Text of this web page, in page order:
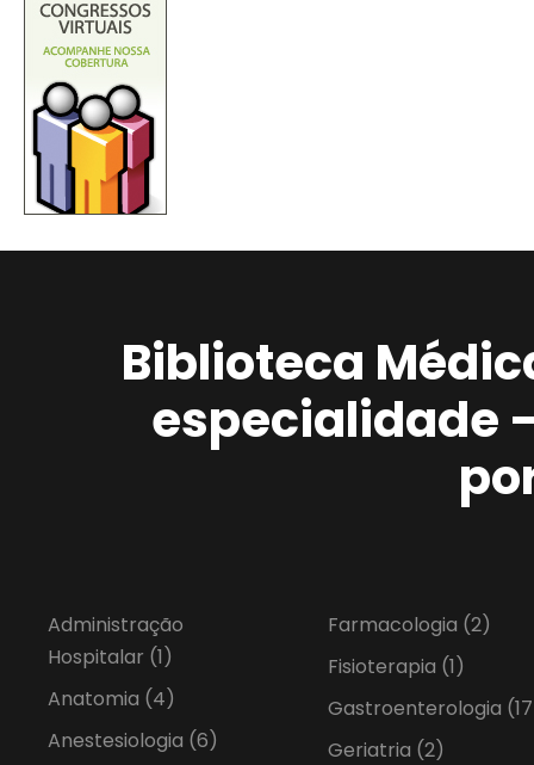
Biblioteca
especialidade
Administração
Hospitalar (1)
Anatomia (4)
Anestesiologia (6)
Farmacologia (2)
Fisioterapia (1)
Gastroenterologia
Geriatria (2)